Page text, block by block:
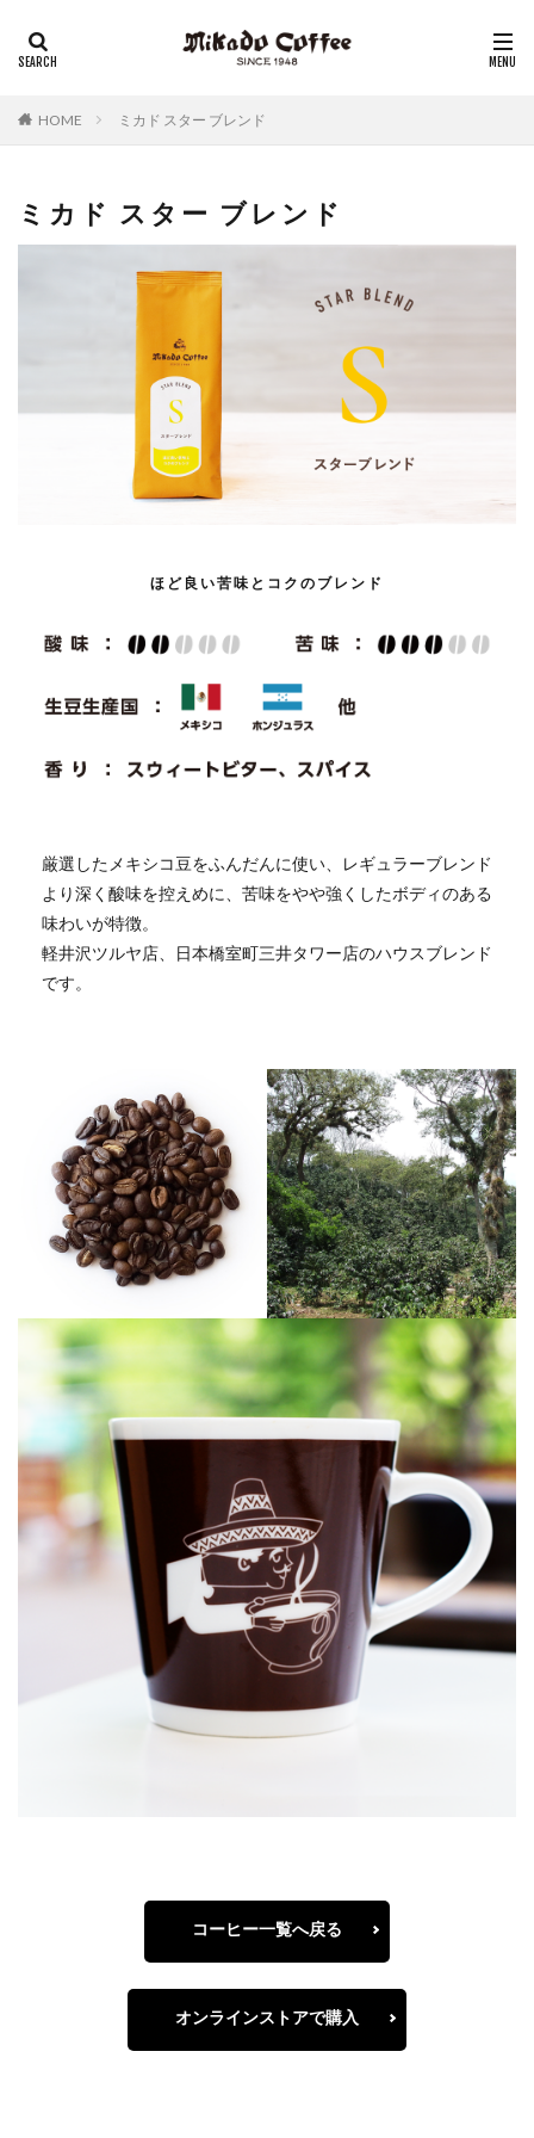
HOME ミカド スター ブレンド
ミカド スター ブレンド
ほど良い苦味とコクのブレンド
厳選したメキシコ豆をふんだんに使い、レギュラーブレンド
より深く酸味を控えめに、苦味をやや強くしたボディのある
味わいが特徴。
軽井沢ツルヤ店、日本橋室町三井タワー店のハウスブレンド
です。
コーヒー一覧へ戻る
オンラインストアで購入
リキッドコーヒー アイスコーヒー
チーズケーキ